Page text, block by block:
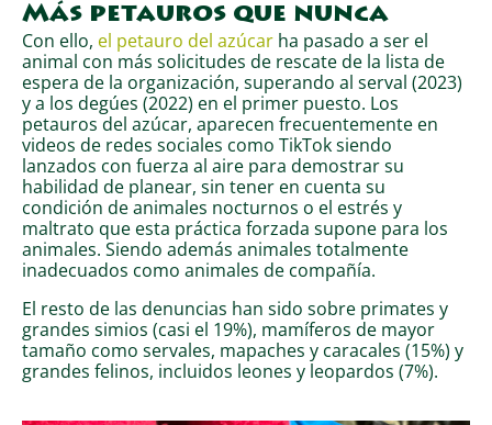
Más petauros que nunca
Con ello, el petauro del azúcar ha pasado a ser el
animal con más solicitudes de rescate de la lista de
espera de la organización, superando al serval (2023)
y a los degúes (2022) en el primer puesto. Los
petauros del azúcar, aparecen frecuentemente en
videos de redes sociales como TikTok siendo
lanzados con fuerza al aire para demostrar su
habilidad de planear, sin tener en cuenta su
condición de animales nocturnos o el estrés y
maltrato que esta práctica forzada supone para los
animales. Siendo además animales totalmente
inadecuados como animales de compañía.
El resto de las denuncias han sido sobre primates y
grandes simios (casi el 19%), mamíferos de mayor
tamaño como servales, mapaches y caracales (15%) y
grandes felinos, incluidos leones y leopardos (7%).